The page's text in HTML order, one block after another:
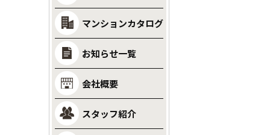
マンションカタログ
お知らせ一覧
会社概要
スタッフ紹介